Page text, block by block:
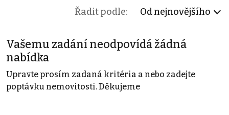
Řadit podle: Od nejnovějšího
Vašemu zadání neodpovídá žádná
nabídka
Upravte prosím zadaná kritéria a nebo zadejte
poptávku nemovitosti. Děkujeme